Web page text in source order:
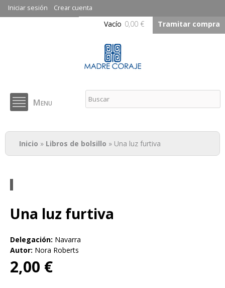
Pasar al
contenido
principal
Iniciar sesión Crear cuenta
Vacío 0,00 € Tramitar compra
Madre Coraje - Libros
Solidarios
Menu
Usted está aquí
Inicio » Libros de bolsillo » Una luz furtiva
Una luz furtiva
Delegación: Navarra
Autor: Nora Roberts
2,00 €